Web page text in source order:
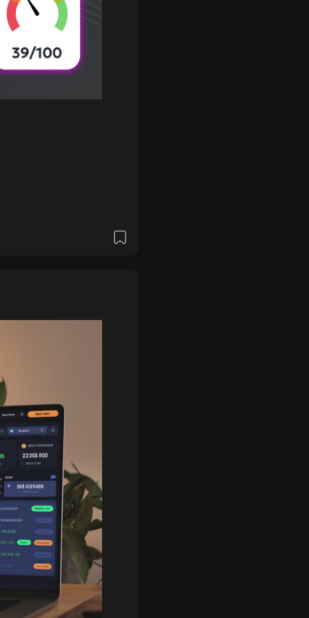
emergency.com 🤓